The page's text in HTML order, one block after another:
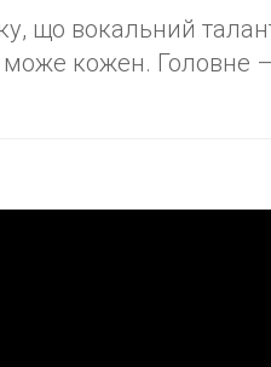
вокальний талант
кожен. Головне